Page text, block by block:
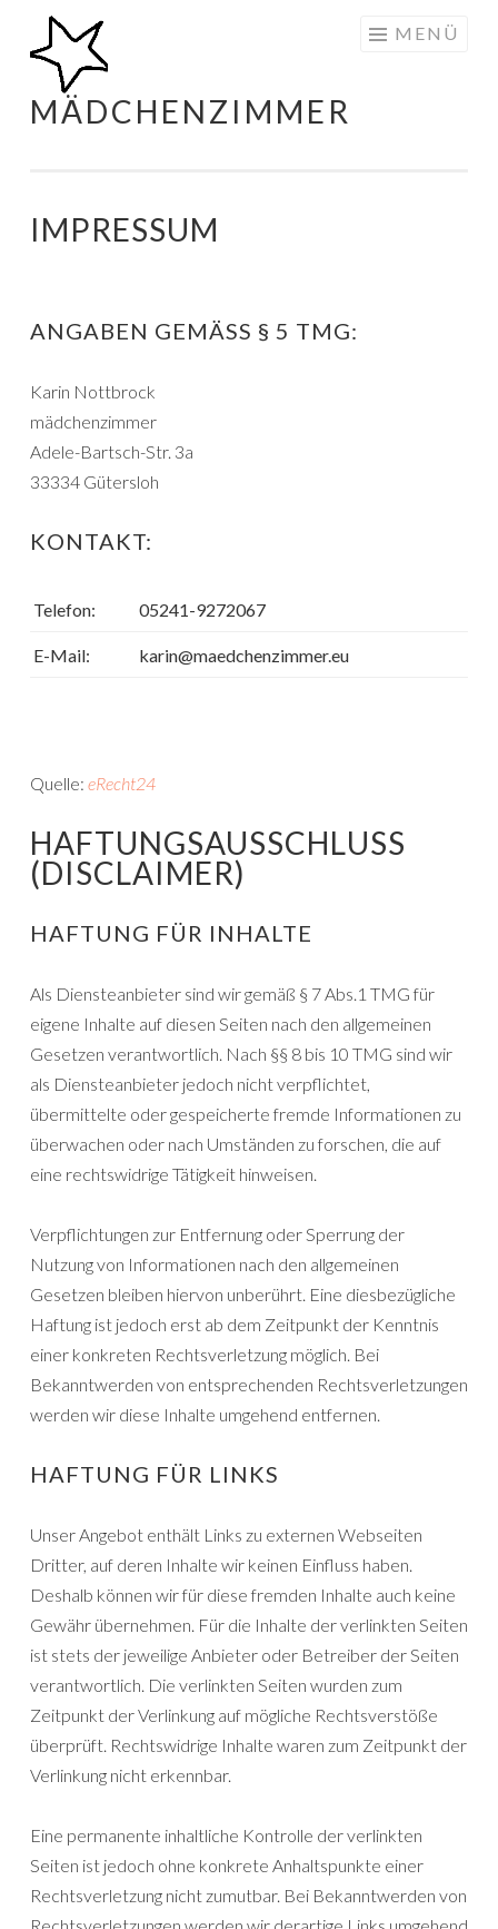
Zum
Inhalt
springen
MÄDCHENZIMMER
MENÜ
IMPRESSUM
ANGABEN GEMÄSS § 5 TMG:
Karin Nottbrock
mädchenzimmer
Adele-Bartsch-Str. 3a
33334 Gütersloh
KONTAKT:
Telefon: 05241-9272067
E-Mail: karin@maedchenzimmer.eu
Quelle: eRecht24
HAFTUNGSAUSSCHLUSS
(DISCLAIMER)
HAFTUNG FÜR INHALTE
Als Diensteanbieter sind wir gemäß § 7 Abs.1 TMG für
eigene Inhalte auf diesen Seiten nach den allgemeinen
Gesetzen verantwortlich. Nach §§ 8 bis 10 TMG sind wir
als Diensteanbieter jedoch nicht verpflichtet,
übermittelte oder gespeicherte fremde Informationen zu
überwachen oder nach Umständen zu forschen, die auf
eine rechtswidrige Tätigkeit hinweisen.
Verpflichtungen zur Entfernung oder Sperrung der
Nutzung von Informationen nach den allgemeinen
Gesetzen bleiben hiervon unberührt. Eine diesbezügliche
Haftung ist jedoch erst ab dem Zeitpunkt der Kenntnis
einer konkreten Rechtsverletzung möglich. Bei
Bekanntwerden von entsprechenden Rechtsverletzungen
werden wir diese Inhalte umgehend entfernen.
HAFTUNG FÜR LINKS
Unser Angebot enthält Links zu externen Webseiten
Dritter, auf deren Inhalte wir keinen Einfluss haben.
Deshalb können wir für diese fremden Inhalte auch keine
Gewähr übernehmen. Für die Inhalte der verlinkten Seiten
ist stets der jeweilige Anbieter oder Betreiber der Seiten
verantwortlich. Die verlinkten Seiten wurden zum
Zeitpunkt der Verlinkung auf mögliche Rechtsverstöße
überprüft. Rechtswidrige Inhalte waren zum Zeitpunkt der
Verlinkung nicht erkennbar.
Eine permanente inhaltliche Kontrolle der verlinkten
Seiten ist jedoch ohne konkrete Anhaltspunkte einer
Rechtsverletzung nicht zumutbar. Bei Bekanntwerden von